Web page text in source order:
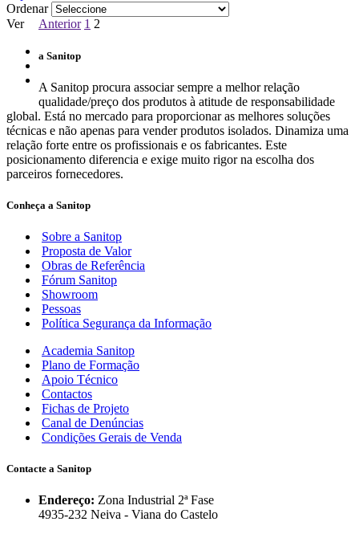
Ordenar
Ver
Anterior 1 2
a Sanitop
A Sanitop procura associar sempre a melhor relação
qualidade/preço dos produtos à atitude de responsabilidade
global. Está no mercado para proporcionar as melhores soluções
técnicas e não apenas para vender produtos isolados. Dinamiza uma
relação forte entre os profissionais e os fabricantes. Este
posicionamento diferencia e exige muito rigor na escolha dos
parceiros fornecedores.
Conheça a Sanitop
Sobre a Sanitop
Proposta de Valor
Obras de Referência
Fórum Sanitop
Showroom
Pessoas
Política Segurança da Informação
Academia Sanitop
Plano de Formação
Apoio Técnico
Contactos
Fichas de Projeto
Canal de Denúncias
Condições Gerais de Venda
Contacte a Sanitop
Endereço: Zona Industrial 2ª Fase
4935-232 Neiva - Viana do Castelo